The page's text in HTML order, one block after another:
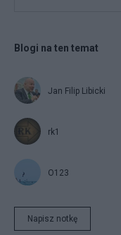
Blogi na ten temat
Jan Filip Libicki
rk1
O123
Napisz notkę